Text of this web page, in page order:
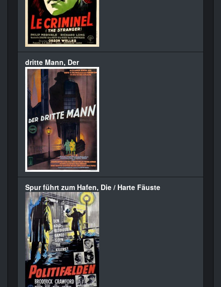
dritte Mann, Der
Spur führt zum Hafen, Die / Harte Fäuste